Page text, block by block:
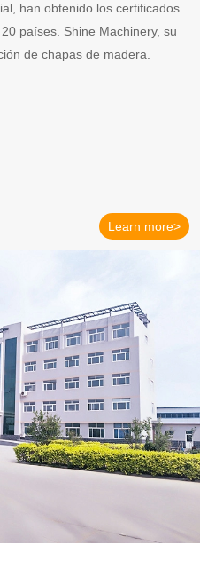
han obtenido los certificados
países. Shine Machinery, su
de chapas de madera.
Learn more>